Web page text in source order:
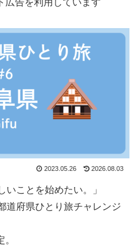
告を利用しています
2023.05.26 2026.08.03
いことを始めたい。」
道府県ひとり旅チャレンジ